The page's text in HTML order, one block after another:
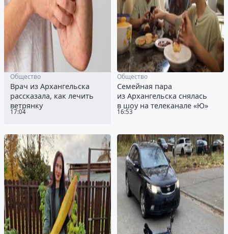
17:04
Общество
Врач из Архангельска
рассказала, как лечить
ветрянку
16:53
Общество
Семейная пара
из Архангельска снялась
в шоу на телеканале «Ю»